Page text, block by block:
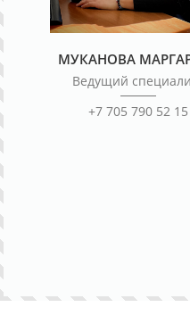
МУКАНОВА
Ведущий
+7 705 790 52 15